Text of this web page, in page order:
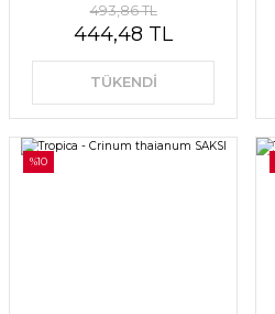
493,86 TL
444,48 TL
TÜKENDİ
%10